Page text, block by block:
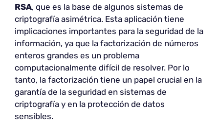
RSA, que es la base de algunos sistemas de
criptografía asimétrica. Esta aplicación tiene
implicaciones importantes para la seguridad de la
información, ya que la factorización de números
enteros grandes es un problema
computacionalmente difícil de resolver. Por lo
tanto, la factorización tiene un papel crucial en la
garantía de la seguridad en sistemas de
criptografía y en la protección de datos
sensibles.